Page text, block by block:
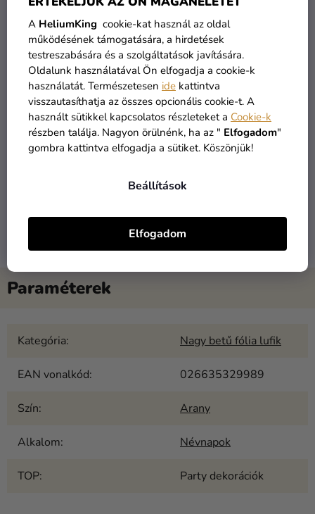
A HeliumKing cookie-kat használ az oldal
működésének támogatására, a hirdetések
testreszabására és a szolgáltatások javítására.
Oldalunk használatával Ön elfogadja a cookie-k
használatát. Természetesen ide kattintva
visszautasíthatja az összes opcionális cookie-t. A
használt sütikkel kapcsolatos részleteket a Cookie-k
részben találja. Nagyon örülnénk, ha az " Elfogadom"
gombra kattintva elfogadja a sütiket. Köszönjük!
Beállítások
Elfogadom
születésnapi díszítést betű alakú fólia lufikkal
színesebbé. Drágábbak ugyan mint a klasszikus latex lufik,
de előnyük aminőségés anem áteresztő képesség
levegővel felfújt fólia lufik jelentősebb változások nélkül,
néhány hónapig is kibírják. Abban az esetben, ha a fólia lufit
héliummalfújja fel, számolhat azzal, hogy megközelítőleg
14 napigmarad a levegőben, miközben alakját kb.7 napig
megőrzi.
ajánljuk - ez a legolcsóbb hélium
variáns, mellyel 2 db betű alakú fólia lufit is felfúj + kb. 5
Kategória: Nagy betű fólia lufik
EAN vonalkód: 026635329989
Szín: Arany
Alkalom: Névnapok
TOP: Party dekorációk